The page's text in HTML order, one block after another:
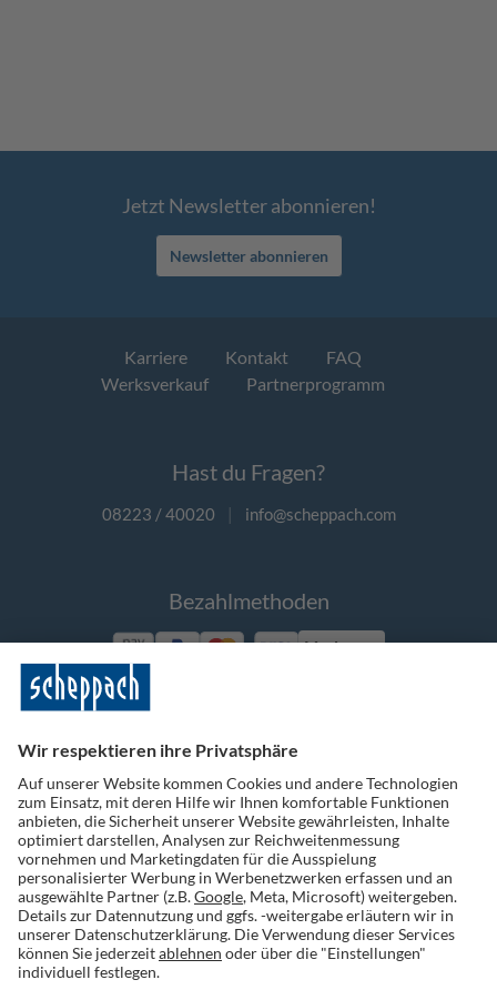
Jetzt Newsletter abonnieren!
Newsletter abonnieren
Karriere Kontakt
FAQ
Werksverkauf
Partnerprogramm
Hast du Fragen?
08223 / 40020 | info@scheppach.com
Bezahlmethoden
Vorkasse
Folge uns auf Social Media